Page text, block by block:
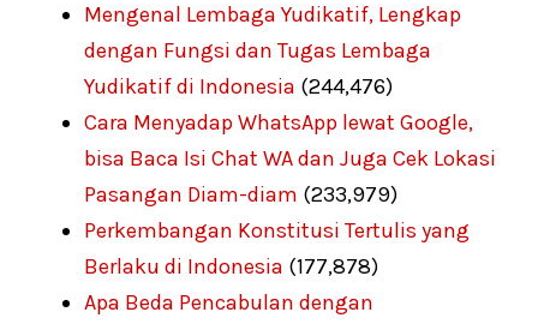
Mengenal Lembaga Yudikatif, Lengkap
dengan Fungsi dan Tugas Lembaga
Yudikatif di Indonesia (244,476)
Cara Menyadap WhatsApp lewat Google,
bisa Baca Isi Chat WA dan Juga Cek Lokasi
Pasangan Diam-diam (233,979)
Perkembangan Konstitusi Tertulis yang
Berlaku di Indonesia (177,878)
Apa Beda Pencabulan dengan